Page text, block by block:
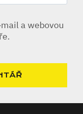
a webovou